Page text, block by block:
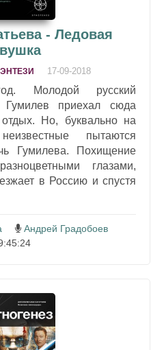
- Ледовая
17-09-2018
Молодой русский
приехал сюда
Но, буквально на
пытаются
Гумилева. Похищение
глазами,
в Россию и спустя
Андрей Градобоев